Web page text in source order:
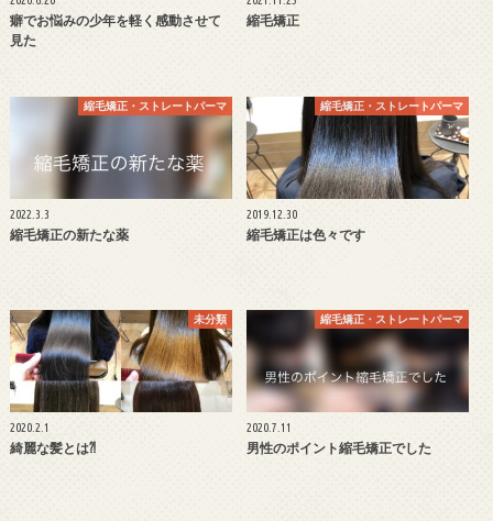
癖でお悩みの少年を軽く感動させて
見た
縮毛矯正
縮毛矯正・ストレートパーマ
2022.3.3
縮毛矯正の新たな薬
縮毛矯正・ストレートパーマ
2019.12.30
縮毛矯正は色々です
未分類
2020.2.1
綺麗な髪とは⁈
縮毛矯正・ストレートパーマ
2020.7.11
男性のポイント縮毛矯正でした